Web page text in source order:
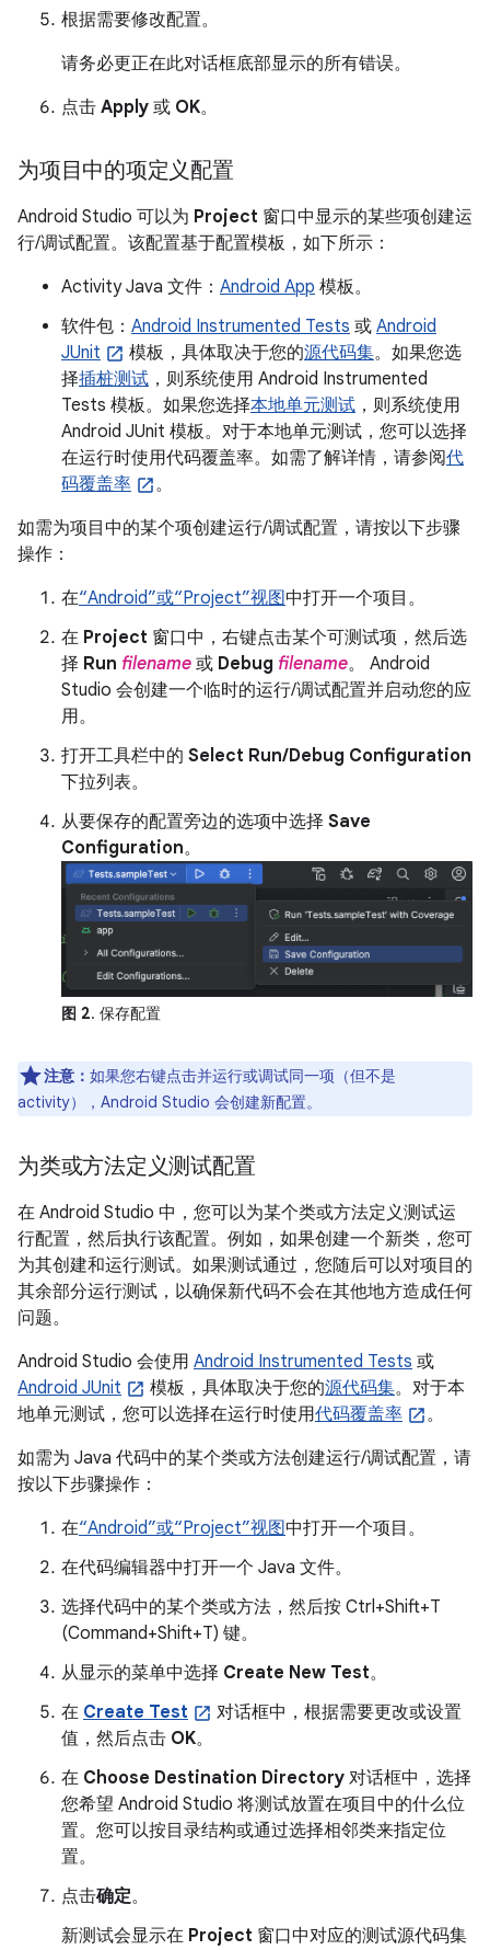
根据需要修改配置。
请务必更正在此对话框底部显示的所有错误。
点击 Apply 或 OK。
为项目中的项定义配置
Android Studio 可以为 Project 窗口中显示的某些项创建运
行/调试配置。该配置基于配置模板，如下所示：
Activity Java 文件： Android App 模板。
软件包： Android Instrumented Tests 或 Android
JUnit
模板，具体取决于您的源代码集。如果您选
择插桩测试 ，则系统使用 Android Instrumented
Tests 模板。如果您选择本地单元测试 ，则系统使用
Android JUnit 模板。对于本地单元测试，您可以选择
在运行时使用代码覆盖率。如需了解详情，请参阅代
码覆盖率
。
如需为项目中的某个项创建运行/调试配置，请按以下步骤
操作：
在“Android”或“Project”视图中打开一个项目。
在 Project 窗口中，右键点击某个可测试项，然后选
择 Run filename 或 Debug filename。 Android
Studio 会创建一个临时的运行/调试配置并启动您的应
用。
打开工具栏中的 Select Run/Debug Configuration
下拉列表。
从要保存的配置旁边的选项中选择 Save
Configuration。
图 2. 保存配置
注意： 如果您右键点击并运行或调试同一项（但不是
activity），Android Studio 会创建新配置。
为类或方法定义测试配置
在 Android Studio 中，您可以为某个类或方法定义测试运
行配置，然后执行该配置。例如，如果创建一个新类，您可
为其创建和运行测试。如果测试通过，您随后可以对项目的
其余部分运行测试，以确保新代码不会在其他地方造成任何
问题。
Android Studio 会使用 Android Instrumented Tests 或
Android JUnit
模板，具体取决于您的源代码集。对于本
地单元测试，您可以选择在运行时使用代码覆盖率
。
如需为 Java 代码中的某个类或方法创建运行/调试配置，请
按以下步骤操作：
在“Android”或“Project”视图中打开一个项目。
在代码编辑器中打开一个 Java 文件。
选择代码中的某个类或方法，然后按 Ctrl+Shift+T
(Command+Shift+T) 键。
从显示的菜单中选择 Create New Test。
在 Create Test
对话框中，根据需要更改或设置
值，然后点击 OK。
在 Choose Destination Directory 对话框中，选择
您希望 Android Studio 将测试放置在项目中的什么位
置。您可以按目录结构或通过选择相邻类来指定位
置。
点击确定。
新测试会显示在 Project 窗口中对应的测试源代码集